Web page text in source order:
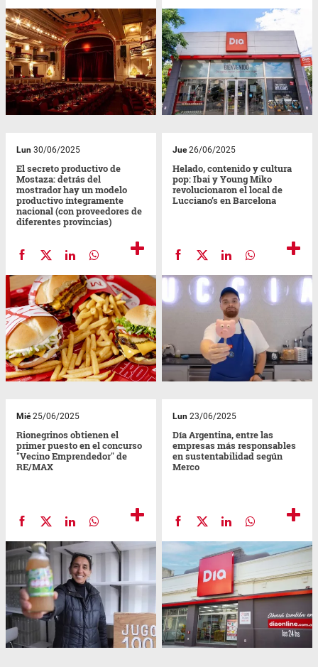
Lun 30/06/2025
El secreto productivo de
Mostaza: detrás del
mostrador hay un modelo
productivo íntegramente
nacional (con proveedores de
diferentes provincias)
Jue26/06/2025
Helado, contenido y cultura
pop: Ibai y Young Miko
revolucionaron el local de
Lucciano’s en Barcelona
Mié25/06/2025
Rionegrinos obtienen el
primer puesto en el concurso
"Vecino Emprendedor" de
RE/MAX
Lun 23/06/2025
Día Argentina, entre las
empresas más responsables
en sustentabilidad según
Merco